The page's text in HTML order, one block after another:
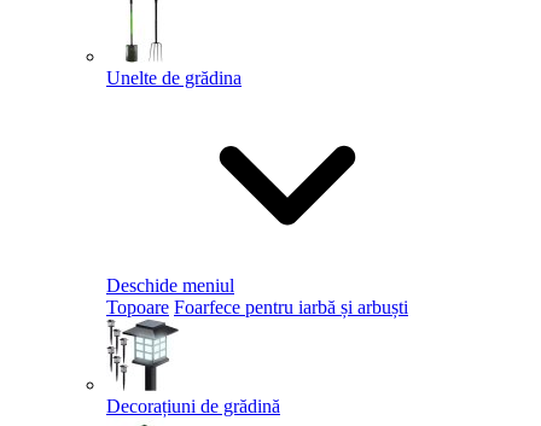
Unelte de grădina
Deschide meniul
Topoare Foarfece pentru iarbă și arbuști
Decorațiuni de grădină